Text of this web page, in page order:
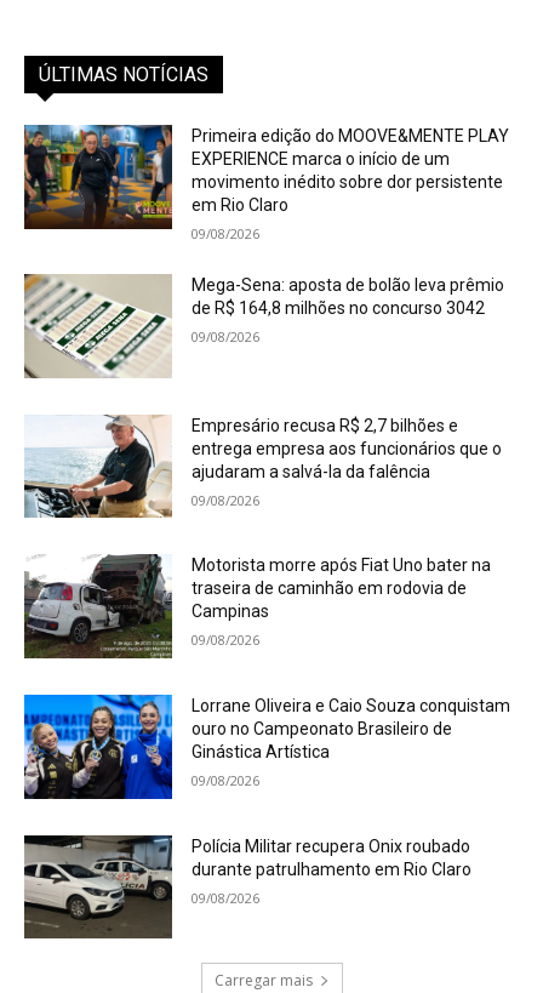
ÚLTIMAS NOTÍCIAS
Primeira edição do MOOVE&MENTE PLAY
EXPERIENCE marca o início de um
movimento inédito sobre dor persistente
em Rio Claro
09/08/2026
Mega-Sena: aposta de bolão leva prêmio
de R$ 164,8 milhões no concurso 3042
09/08/2026
Empresário recusa R$ 2,7 bilhões e
entrega empresa aos funcionários que o
ajudaram a salvá-la da falência
09/08/2026
Motorista morre após Fiat Uno bater na
traseira de caminhão em rodovia de
Campinas
09/08/2026
Lorrane Oliveira e Caio Souza conquistam
ouro no Campeonato Brasileiro de
Ginástica Artística
09/08/2026
Polícia Militar recupera Onix roubado
durante patrulhamento em Rio Claro
09/08/2026
Carregar mais